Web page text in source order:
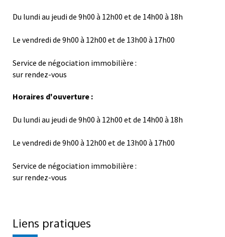
Du lundi au jeudi de 9h00 à 12h00 et de 14h00 à 18h
Le vendredi de 9h00 à 12h00 et de 13h00 à 17h00
Service de négociation immobilière :
sur rendez-vous
Horaires d'ouverture :
Du lundi au jeudi de 9h00 à 12h00 et de 14h00 à 18h
Le vendredi de 9h00 à 12h00 et de 13h00 à 17h00
Service de négociation immobilière :
sur rendez-vous
Liens pratiques